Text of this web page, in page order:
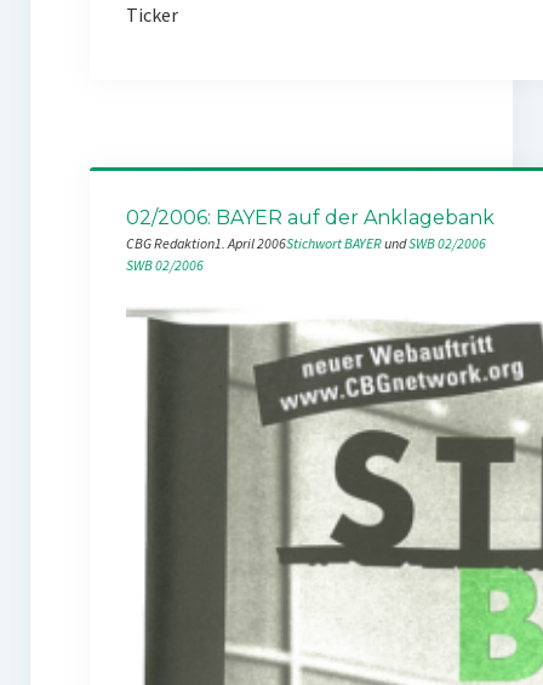
Ticker
02/2006: BAYER auf der Anklagebank
CBG Redaktion1. April 2006Stichwort BAYER und SWB 02/2006
SWB 02/2006